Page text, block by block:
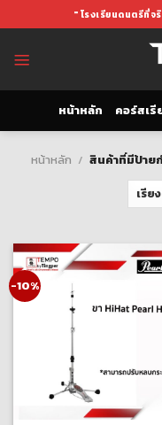
to
" โรงเรียนดนตรีที่จริ
หน้าหลัก คอร์สเรี
หน้าหลัก / สินค้าที่มีป้ายก
-10%